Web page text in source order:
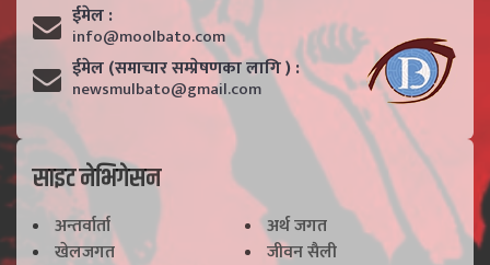
ईमेल :
info@moolbato.com
ईमेल (समाचार सम्प्रेषणका लागि ) :
newsmulbato@gmail.com
साइट नेभिगेसन
अन्तर्वार्ता
अर्थ जगत
खेलजगत
जीवन सैली